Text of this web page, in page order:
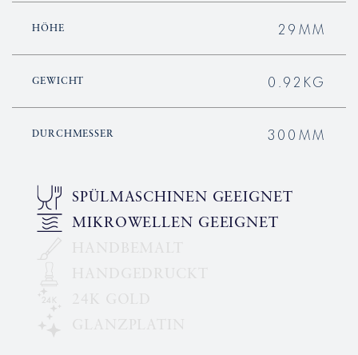
HÖHE 29MM
GEWICHT 0.92KG
DURCHMESSER 300MM
SPÜLMASCHINEN GEEIGNET
MIKROWELLEN GEEIGNET